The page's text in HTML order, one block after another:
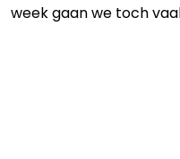
week gaan we toch